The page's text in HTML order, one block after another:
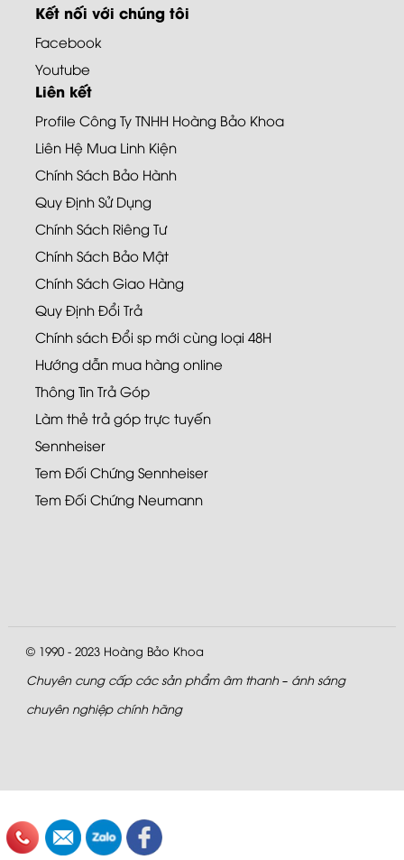
Kết nối với chúng tôi
Facebook
Youtube
Liên kết
Profile Công Ty TNHH Hoàng Bảo Khoa
Liên Hệ Mua Linh Kiện
Chính Sách Bảo Hành
Quy Định Sử Dụng
Chính Sách Riêng Tư
Chính Sách Bảo Mật
Chính Sách Giao Hàng
Quy Định Đổi Trả
Chính sách Đổi sp mới cùng loại 48H
Hướng dẫn mua hàng online
Thông Tin Trả Góp
Làm thẻ trả góp trực tuyến
Sennheiser
Tem Đối Chứng Sennheiser
Tem Đối Chứng Neumann
© 1990 - 2023 Hoàng Bảo Khoa
Chuyên cung cấp các sản phẩm âm thanh – ánh sáng
chuyên nghiệp chính hãng